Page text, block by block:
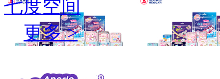
七度空间
更多 >